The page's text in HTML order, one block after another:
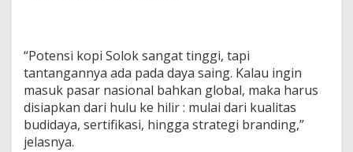
“Potensi kopi Solok sangat tinggi, tapi
tantangannya ada pada daya saing. Kalau ingin
masuk pasar nasional bahkan global, maka harus
disiapkan dari hulu ke hilir : mulai dari kualitas
budidaya, sertifikasi, hingga strategi branding,”
jelasnya.